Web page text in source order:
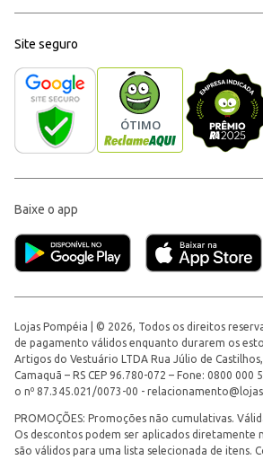
Site seguro
Baixe o app
Lojas Pompéia | © 2026, Todos os direitos
de pagamento válidos enquanto durarem os
Artigos do Vestuário LTDA Rua Júlio de
Camaquã – RS CEP 96.780-072 – Fone: 0800 000
o nº 87.345.021/0073-00 -
PROMOÇÕES: Promoções não cumulativas.
Os descontos podem ser aplicados diretamente
são válidos para uma lista selecionada de itens.